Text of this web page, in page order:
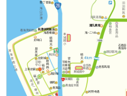
溫
泉
用
品
福
泉
宮
聯訓基地
石觀音
青龍寺
悠客馬場
車城國中
晴
天
警
察
局
農
會
萊爾富
農會超市
車
城
國
小
好味口
郵局
林
媽
媽
福
安
真好味
活動
中心
上帝的家
偉閎
晴
陽
光
村野奇遇
潘氏農場
潘氏農場
墾丁香蒲
背
包
客
棧
租
車
店
長灘休閒飯店
長灘休閒飯店
海遇餐廳
看海美術館
海~二Villa
洺泉湯屋
朋
友
家
青寓白
海
口
沙
灘
汩
汩
和
苑
去柴城
金恆春
蜂蜜
濱
景
觀
公
路
海
商
店
條
街
一
福
安
宮